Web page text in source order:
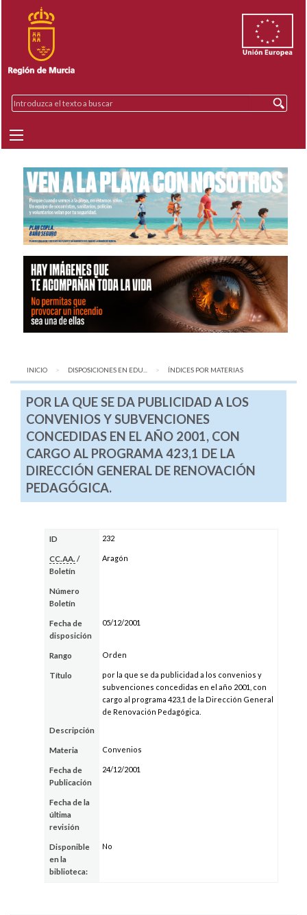
INICIO DISPOSICIONES EN EDU... AQUÍ:
ÍNDICES POR MATERIAS
POR LA QUE SE DA PUBLICIDAD A LOS
CONVENIOS Y SUBVENCIONES
CONCEDIDAS EN EL AÑO 2001, CON
CARGO AL PROGRAMA 423,1 DE LA
DIRECCIÓN GENERAL DE RENOVACIÓN
PEDAGÓGICA.
ID 232
CC.AA. /
Boletín
Aragón
Número
Boletín
Fecha de
disposición
05/12/2001
Rango Orden
Título
por la que se da publicidad a los convenios y
subvenciones concedidas en el año 2001, con
cargo al programa 423,1 de la Dirección General
de Renovación Pedagógica.
Descripción
Materia Convenios
Fecha de
Publicación
24/12/2001
Fecha de la
última
revisión
Disponible
en la
biblioteca:
No